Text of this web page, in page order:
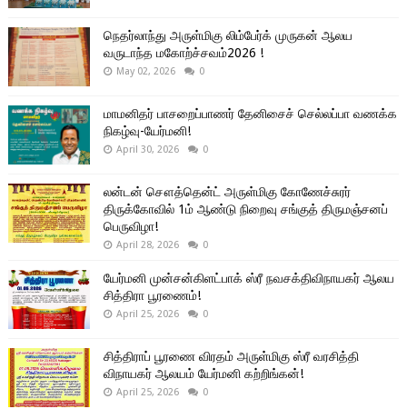
நெதர்லாந்து அருள்மிகு லிம்பேர்க் முருகன் ஆலய
வருடாந்த மகோற்ச்சவம்2026 !
May 02, 2026 0
மாமனிதர் பாசறைப்பாணர் தேனிசைச் செல்லப்பா வணக்க
நிகழ்வு-யேர்மனி!
April 30, 2026 0
லன்டன் சௌத்தென்ட் அருள்மிகு கோணேச்சுரர்
திருக்கோவில் 1ம் ஆண்டு நிறைவு சங்குத் திருமஞ்சனப்
பெருவிழா!
April 28, 2026 0
யேர்மனி முன்சன்கிளட்பாக் ஸ்ரீ நவசக்திவிநாயகர் ஆலய
சித்திரா பூரணைம்!
April 25, 2026 0
சித்திராப் பூரணை விரதம் அருள்மிகு ஸ்ரீ வரசித்தி
விநாயகர் ஆலயம் யேர்மனி கற்றிங்கன்!
April 25, 2026 0